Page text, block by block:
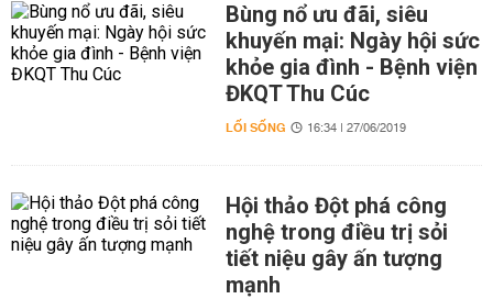
Bùng nổ ưu đãi, siêu
khuyến mại: Ngày hội sức
khỏe gia đình - Bệnh viện
ĐKQT Thu Cúc
LỐI SỐNG 16:34 | 27/06/2019
Hội thảo Đột phá công
nghệ trong điều trị sỏi
tiết niệu gây ấn tượng
mạnh